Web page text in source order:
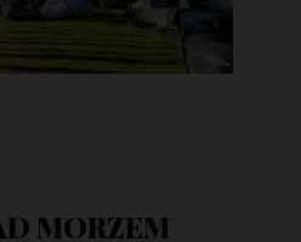
MORZEM